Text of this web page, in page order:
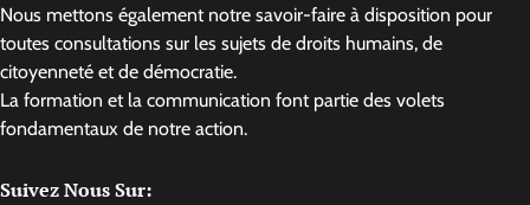
Nous mettons également notre savoir-faire à disposition pour
toutes consultations sur les sujets de droits humains, de
citoyenneté et de démocratie.
La formation et la communication font partie des volets
fondamentaux de notre action.
Suivez Nous Sur: